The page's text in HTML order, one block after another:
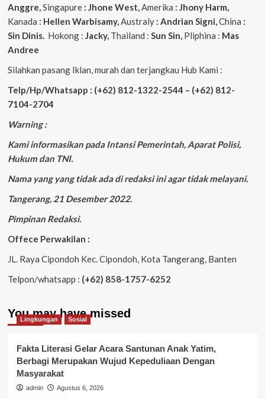
Anggre,Singapure: Jhone West,Amerika : Jhony Harm,
Kanada : Hellen Warbisamy,Australy : Andrian Signi,China :
Sin Dinis. Hokong : Jacky, Thailand : Sun Sin, Pliphina : Mas
Andree
Silahkan pasang Iklan, murah dan terjangkau Hub Kami :
Telp/Hp/Whatsapp : (+62) 812-1322-2544 – (+62) 812-
7104-2704
Warning :
Kami informasikan pada Intansi Pemerintah, Aparat Polisi,
Hukum dan TNI.
Nama yang yang tidak ada di redaksi ini agar tidak melayani.
Tangerang, 21 Desember 2022.
Pimpinan Redaksi.
Offece Perwakilan :
JL. Raya Cipondoh Kec. Cipondoh, Kota Tangerang, Banten
Telpon/whatsapp : (+62) 858-1757-6252
You may have missed
Lingkungan Sosial
Fakta Literasi Gelar Acara Santunan Anak Yatim,
Berbagi Merupakan Wujud Kepeduliaan Dengan
Masyarakat
admin Agustus 6, 2026